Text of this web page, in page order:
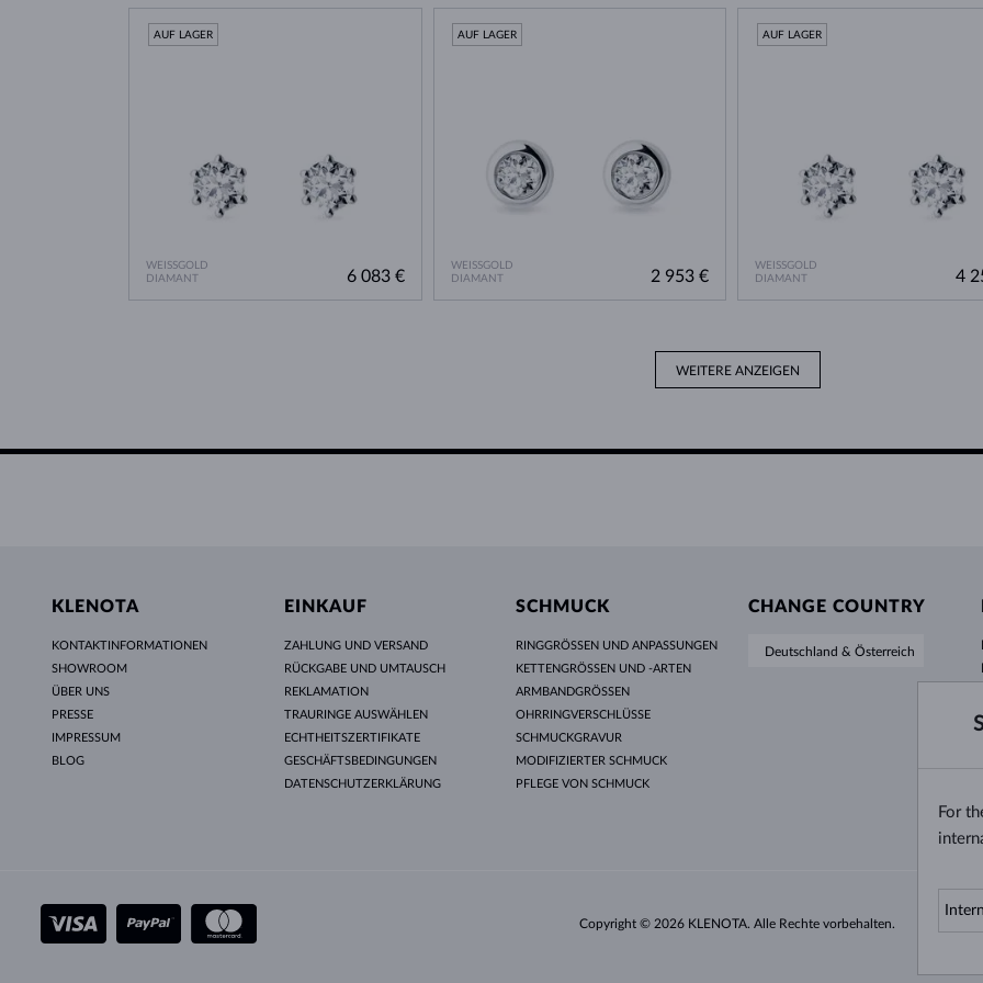
WEISSGOLD
DIAMANT
AUF LAGER
6 083 €
WEISSGOLD
DIAMANT
AUF LAGER
2 953 €
WEISSGOLD
DIAMANT
AUF LAGER
4
WEITERE ANZEIGEN
KLENOTA
KONTAKTINFORMATIONEN
SHOWROOM
ÜBER UNS
PRESSE
IMPRESSUM
BLOG
EINKAUF
ZAHLUNG UND VERSAND
RÜCKGABE UND UMTAUSCH
REKLAMATION
TRAURINGE AUSWÄHLEN
ECHTHEITSZERTIFIKATE
GESCHÄFTSBEDINGUNGEN
DATENSCHUTZERKLÄRUNG
SCHMUCK
RINGGRÖSSEN UND ANPASSUNGEN
KETTENGRÖSSEN UND -ARTEN
ARMBANDGRÖSSEN
OHRRINGVERSCHLÜSSE
SCHMUCKGRAVUR
MODIFIZIERTER SCHMUCK
PFLEGE VON SCHMUCK
CHANGE COUNTRY
Deutschland & Österreich
Copyright © 2026 KLENOTA. Alle Rechte vorbehalten.
For